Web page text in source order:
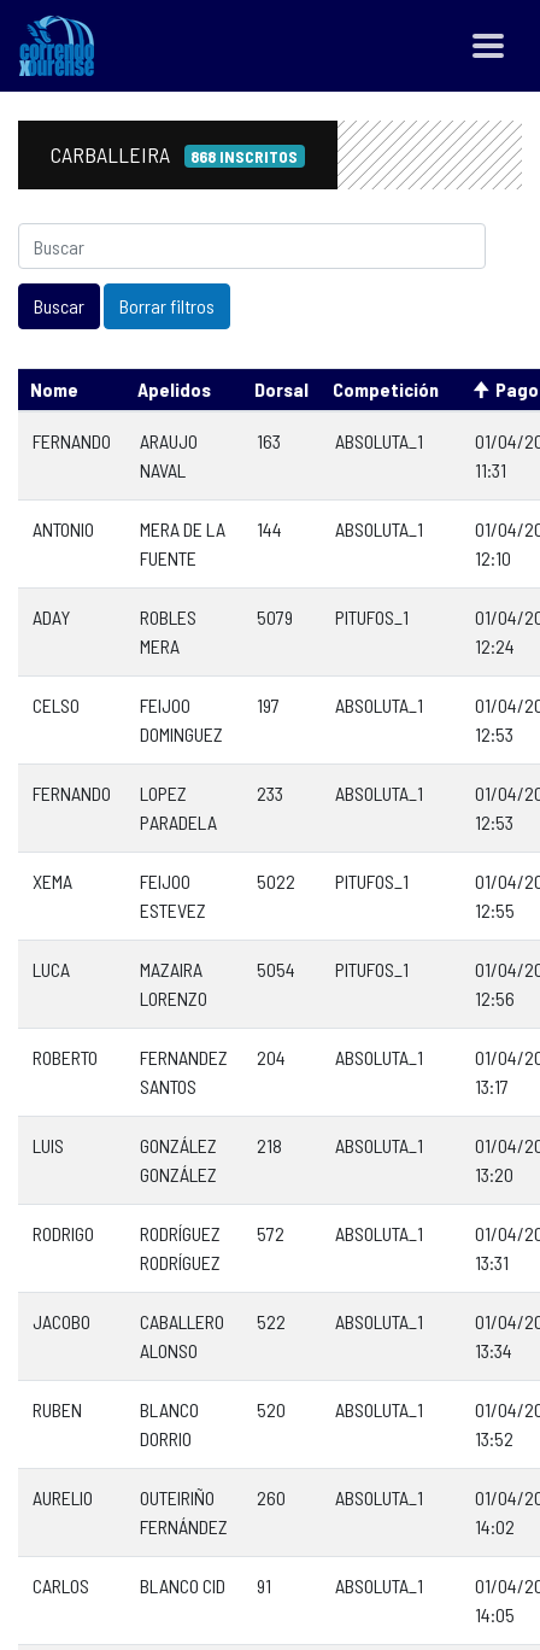
CARBALLEIRA 868 INSCRITOS
Nome Apelidos Dorsal Competición Pago
FERNANDO
ARAUJO
NAVAL
163 ABSOLUTA_1
01/04/
11:31
ANTONIO
MERA DE LA
FUENTE
144 ABSOLUTA_1
01/04/
12:10
ADAY
ROBLES
MERA
5079 PITUFOS_1
01/04/
12:24
CELSO
FEIJOO
DOMINGUEZ
197 ABSOLUTA_1
01/04/
12:53
FERNANDO
LOPEZ
PARADELA
233 ABSOLUTA_1
01/04/
12:53
XEMA
FEIJOO
ESTEVEZ
5022 PITUFOS_1
01/04/
12:55
LUCA
MAZAIRA
LORENZO
5054 PITUFOS_1
01/04/
12:56
ROBERTO
FERNANDEZ
SANTOS
204 ABSOLUTA_1
01/04/
13:17
LUIS
GONZÁLEZ
GONZÁLEZ
218 ABSOLUTA_1
01/04/
13:20
RODRIGO
RODRÍGUEZ
RODRÍGUEZ
572 ABSOLUTA_1
01/04/
13:31
JACOBO
CABALLERO
ALONSO
522 ABSOLUTA_1
01/04/
13:34
RUBEN
BLANCO
DORRIO
520 ABSOLUTA_1
01/04/
13:52
AURELIO
OUTEIRIÑO
FERNÁNDEZ
260 ABSOLUTA_1
01/04/
14:02
CARLOS BLANCO CID 91 ABSOLUTA_1
01/04/
14:05